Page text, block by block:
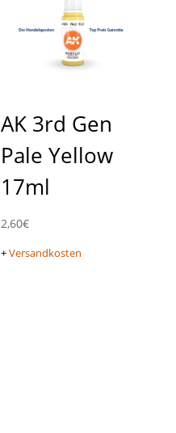
AK 3rd Gen
Pale Yellow
17ml
2,60€
+Versandkosten